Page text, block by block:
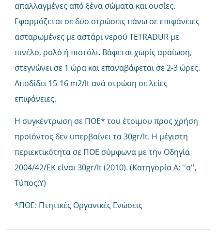
απαλλαγμένες από ξένα σώματα και ουσίες.
Εφαρμόζεται σε δύο στρώσεις πάνω σε επιφάνειες
ασταρωμένες με αστάρι νερού TETRADUR με
πινέλο, ρολό ή πιστόλι. Βάφεται χωρίς αραίωση,
στεγνώνει σε 1 ώρα και επαναβάφεται σε 2-3 ώρες.
Αποδίδει 15-16 m2/lt ανά στρώση σε λείες
επιφάνειες.
Η συγκέντρωση σε ΠΟΕ* του έτοιμου προς χρήση
προϊόντος δεν υπερβαίνει τα 30gr/lt. Η μέγιστη
περιεκτικότητα σε ΠΟΕ σύμφωνα με την Οδηγία
2004/42/ΕΚ είναι 30gr/lt (2010). (Κατηγορία Α: ''α'',
Τύπος:Υ)
*ΠΟΕ: Πτητικές Οργανικές Ενώσεις